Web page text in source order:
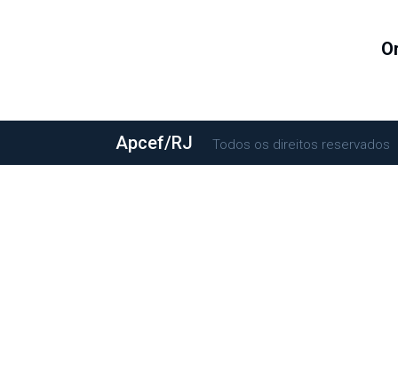
Apcef/RJ ©Todos os direitos reservados